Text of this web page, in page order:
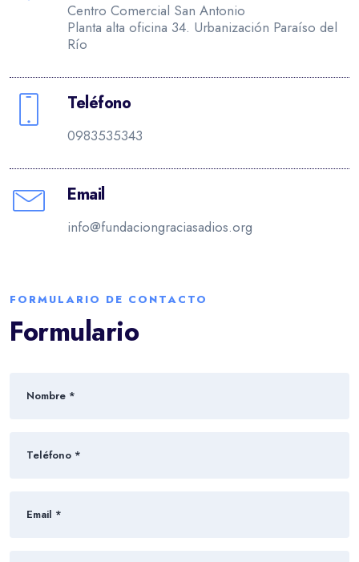
Centro Comercial San Antonio
Planta alta oficina 34. Urbanización Paraíso del
Río
Teléfono
0983535343
Email
info@fundaciongraciasadios.org
FORMULARIO DE CONTACTO
Formulario